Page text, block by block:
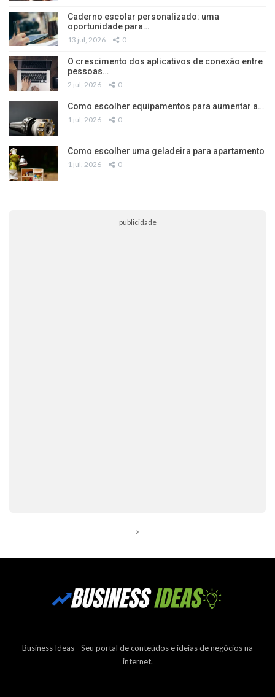
Caderno escolar personalizado: uma
oportunidade para…
13 jul, 2026 0
O crescimento dos aplicativos de conexão entre
pessoas…
2 jul, 2026 0
Como escolher equipamentos para aumentar a…
1 jul, 2026 0
Como escolher uma geladeira para apartamento
1 jul, 2026 0
publicidade
>
Business Ideas - Seu portal de conteúdos e ideias de negócios na
internet.